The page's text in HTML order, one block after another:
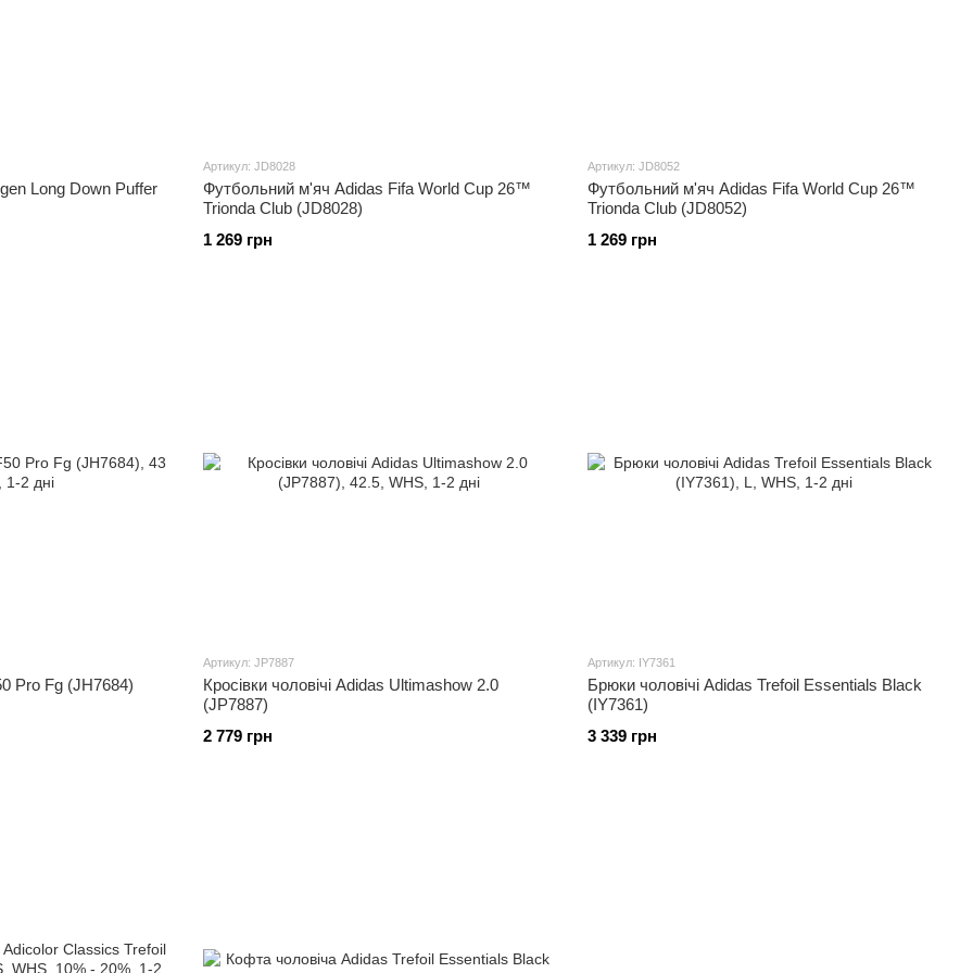
надміцним гумовим покриттям Continental Rubber, яке забезпечує надійне зчеплення з дорогою, навіть коли
приємні гірські стежки змінюються гладким камінням і слизьким брудом. Легка амортизація з
етиленвінілацетату забезпечує комфорт і підтримку протягом довгих миль вгору та вниз по крутих схилах, а
формований мисок з TPU забезпечує захист передньої частини стопи, якщо ваші швидкі кроки стикнуться з
Long Down Puffer
Артикул: JD8028
Футбольний м'яч Adidas Fifa World Cup 26™
Trionda Club (JD8028)
1 269 грн
Артикул: JD8052
Футбольний м'яч Adidas Fifa World Cup 26™
Trionda Club (JD8052)
1 269 грн
Pro Fg (JH7684)
Артикул: JP7887
Кросівки чоловічі Adidas Ultimashow 2.0
(JP7887)
2 779 грн
Артикул: IY7361
Брюки чоловічі Adidas Trefoil Essentials Black
(IY7361)
3 339 грн